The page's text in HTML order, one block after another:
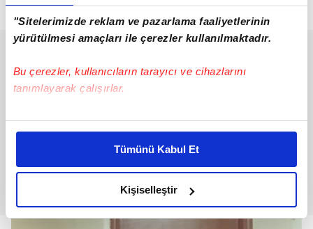
"Sitelerimizde reklam ve pazarlama faaliyetlerinin
yürütülmesi amaçları ile çerezler kullanılmaktadır.
Bu çerezler, kullanıcıların tarayıcı ve cihazlarını
tanımlayarak çalışırlar.
Bu çerezlere izin vermeniz halinde sizlere özel
daha iyi reklam deneyimi yaşatabiliriz. Bunu yaparken
amacımızın size daha iyi bir reklam deneyimi sunmak
olduğunu ve sizlere en iyi içerikleri sunabilmek adına
elimizden gelen çabayı gösterdiğimizi ve bu noktada,
reklamların maliyetlerimizi karşılamak noktasında tek gelir
Tümünü Kabul Et
Kişiselleştir